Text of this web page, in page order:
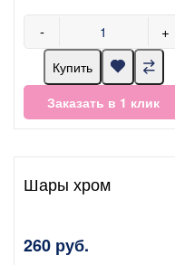
- +
Купить
Заказать в 1 клик
Шары хром
260 руб.